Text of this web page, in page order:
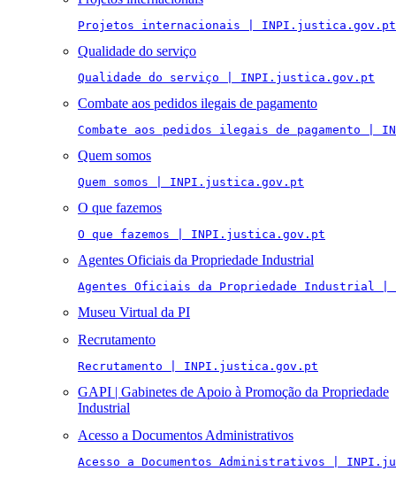
Projetos internacionais | INPI.justica.gov.pt
Qualidade do serviço
Qualidade do serviço | INPI.justica.gov.pt
Combate aos pedidos ilegais de pagamento
Combate aos pedidos ilegais de pagamento |
Quem somos
Quem somos | INPI.justica.gov.pt
O que fazemos
O que fazemos | INPI.justica.gov.pt
Agentes Oficiais da Propriedade Industrial
Agentes Oficiais da Propriedade Industrial
Museu Virtual da PI
Recrutamento
Recrutamento | INPI.justica.gov.pt
GAPI | Gabinetes de Apoio à Promoção da Propriedade
Industrial
Acesso a Documentos Administrativos
Acesso a Documentos Administrativos |